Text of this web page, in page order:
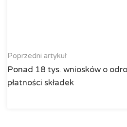
Poprzedni artykuł
Ponad 18 tys. wniosków o
płatności składek